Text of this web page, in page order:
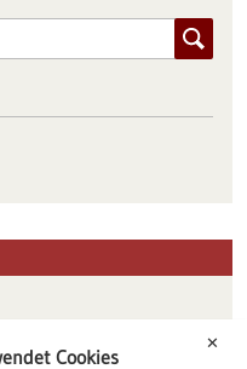
✕
Cookies